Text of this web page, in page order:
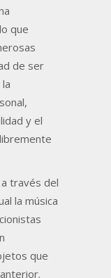
que
de ser
y el
través del
la música
que